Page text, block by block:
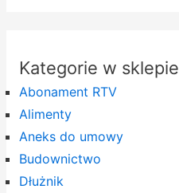
Kategorie w sklepie
Abonament RTV
Alimenty
Aneks do umowy
Budownictwo
Dłużnik